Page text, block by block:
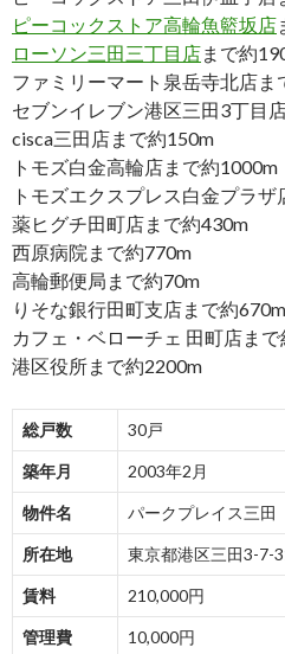
ピーコックストア高輪魚籃坂店
ローソン三田三丁目店まで約
ファミリーマート泉岳寺北店ま
セブンイレブン港区三田3丁目
cisca三田店まで約150m
トモズ白金高輪店まで約1000m
トモズエクスプレス白金プラ
薬ヒグチ田町店まで約430m
西原病院まで約770m
高輪郵便局まで約70m
りそな銀行田町支店まで約670m
カフェ・ベローチェ 田町店ま
港区役所まで約2200m
総戸数 30戸
築年月 2003年2月
物件名 パークプレイス三田
所在地 東京都港区三田3-7-
賃料 210,000円
管理費 10,000円